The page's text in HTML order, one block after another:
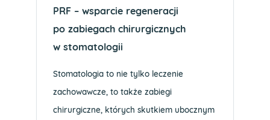
PRF – wsparcie regeneracji
po zabiegach chirurgicznych
w stomatologii
Stomatologia to nie tylko leczenie
zachowawcze, to także zabiegi
chirurgiczne, których skutkiem ubocznym